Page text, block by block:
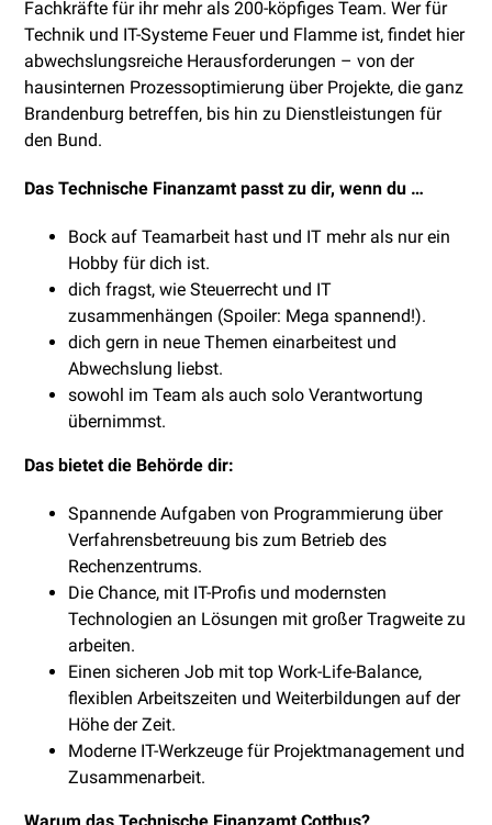
Fachkräfte für ihr mehr als 200-köpfiges Team. Wer für
Technik und IT-Systeme Feuer und Flamme ist, findet hier
abwechslungsreiche Herausforderungen – von der
hausinternen Prozessoptimierung über Projekte, die ganz
Brandenburg betreffen, bis hin zu Dienstleistungen für
den Bund.
Das Technische Finanzamt passt zu dir, wenn du …
Bock auf Teamarbeit hast und IT mehr als nur ein
Hobby für dich ist.
dich fragst, wie Steuerrecht und IT
zusammenhängen (Spoiler: Mega spannend!).
dich gern in neue Themen einarbeitest und
Abwechslung liebst.
sowohl im Team als auch solo Verantwortung
übernimmst.
Das bietet die Behörde dir:
Spannende Aufgaben von Programmierung über
Verfahrensbetreuung bis zum Betrieb des
Rechenzentrums.
Die Chance, mit IT-Profis und modernsten
Technologien an Lösungen mit großer Tragweite zu
arbeiten.
Einen sicheren Job mit top Work-Life-Balance,
flexiblen Arbeitszeiten und Weiterbildungen auf der
Höhe der Zeit.
Moderne IT-Werkzeuge für Projektmanagement und
Zusammenarbeit.